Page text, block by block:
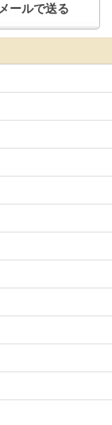
ールで送る